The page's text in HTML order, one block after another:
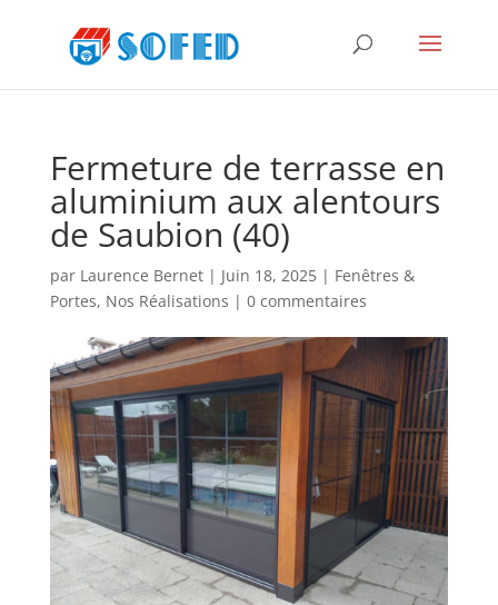
Fermeture de terrasse en
aluminium aux alentours
de Saubion (40)
par Laurence Bernet| Juin 18, 2025| Fenêtres &
Portes, Nos Réalisations | 0 commentaires